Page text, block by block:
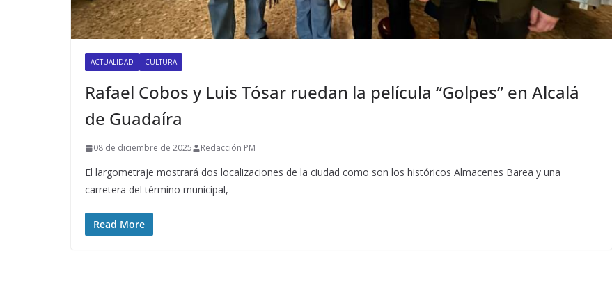
ACTUALIDAD CULTURA
Rafael Cobos y Luis Tósar ruedan la película “Golpes” en Alcalá
de Guadaíra
08 de diciembre de 2025 Redacción PM
El largometraje mostrará dos localizaciones de la ciudad como son los históricos Almacenes Barea y una
carretera del término municipal,
Read More